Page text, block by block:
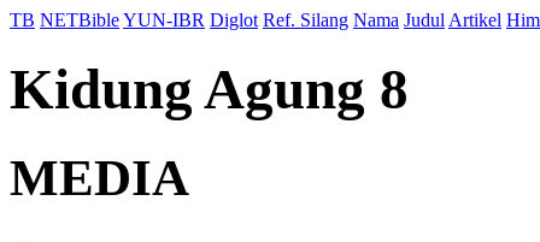
TB NETBibleYUN-IBR Diglot Ref. Silang Nama Judul Artikel
Kidung Agung 8
MEDIA